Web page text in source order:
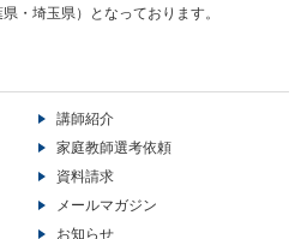
・埼玉県）となっております。
講師紹介
家庭教師選考依頼
資料請求
メールマガジン
お知らせ